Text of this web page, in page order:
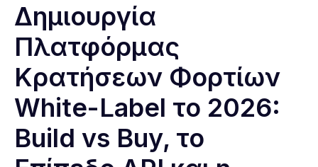
Δημιουργία
Πλατφόρμας
Κρατήσεων Φορτίων
White-Label το 2026:
Build vs Buy, το